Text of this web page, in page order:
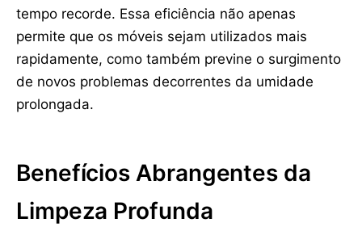
tempo recorde. Essa eficiência não apenas
permite que os móveis sejam utilizados mais
rapidamente, como também previne o surgimento
de novos problemas decorrentes da umidade
prolongada.
Benefícios Abrangentes da
Limpeza Profunda